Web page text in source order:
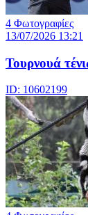
4 Φωτογραφίες
13/07/2026 13:21
Τουρνουά
ID: 10602199